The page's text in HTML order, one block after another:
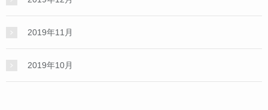
2019年11月
2019年10月